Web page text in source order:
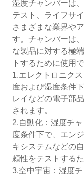
湿度チャンバーは
テスト、ライフサ
さまざまな業界や
す。チャンバーは
な製品に対する極
トするために使用で
1.エレクトロニク
度および湿度条件
レイなどの電子部
されます。
2.自動化：湿度チ
度条件下で、エン
キシステムなどの
頼性をテストする
3.空中宇宙：湿度